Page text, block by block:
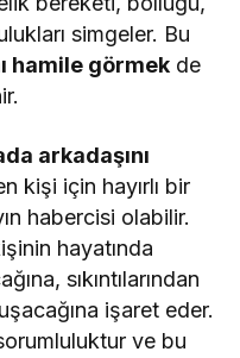
simgeler. Bu
hamile görmek de
arkadaşını
kişi için hayırlı bir
habercisi olabilir.
hayatında
sıkıntılarından
işaret eder.
ve bu